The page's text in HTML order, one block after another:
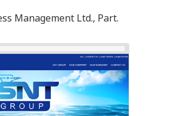
Management Ltd., Part.